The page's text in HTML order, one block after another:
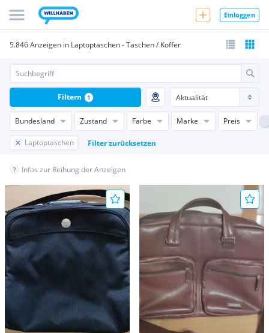
Einloggen
5.846 Anzeigen in Laptoptaschen - Taschen / Koffer
Bundesland Zustand Farbe Marke Preis
Laptoptaschen Filter zurücksetzen
Filtern 1
Infos zur Reihung der Anzeigen